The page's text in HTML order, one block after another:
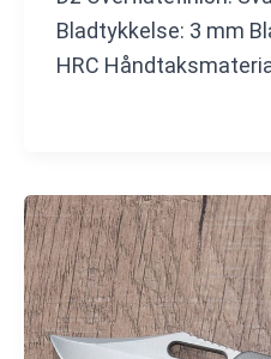
Bladtykkelse: 3 mm
HRC